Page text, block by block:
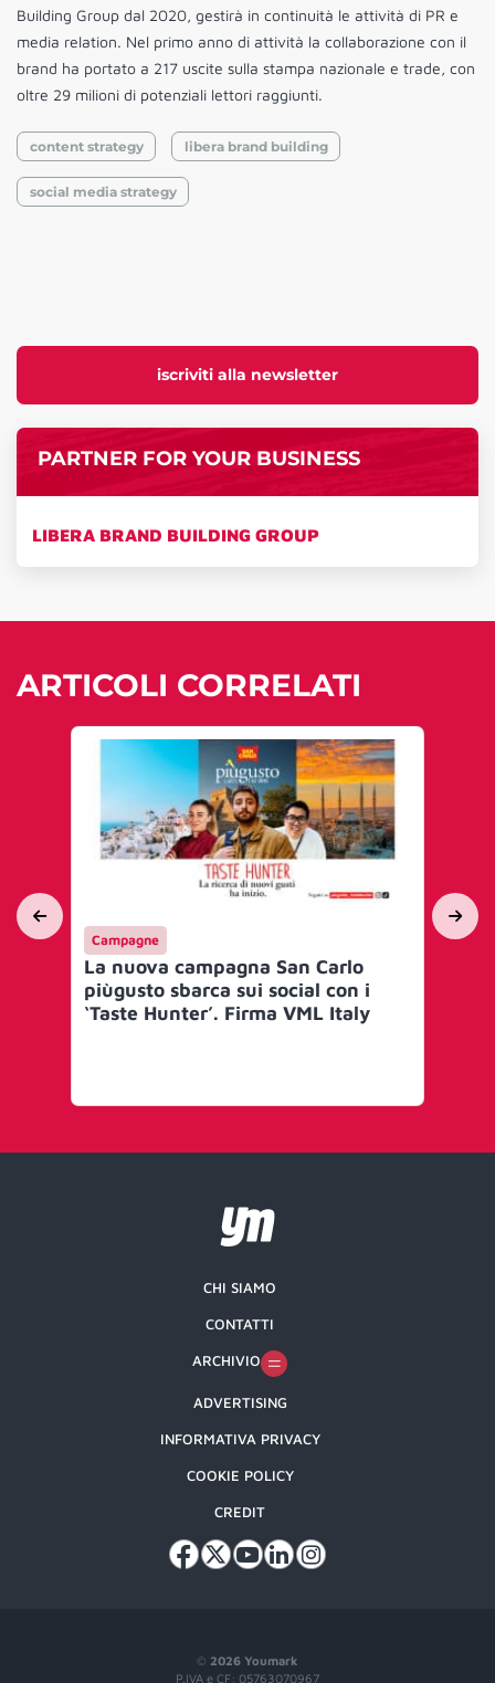
iscriviti alla newsletter
PARTNER FOR YOUR BUSINESS
LIBERA BRAND BUILDING GROUP
Building Group dal 2020, gestirà in continuità le attività di PR e
media relation. Nel primo anno di attività la collaborazione con il
brand ha portato a 217 uscite sulla stampa nazionale e trade, con
oltre 29 milioni di potenziali lettori raggiunti.
content strategy libera brand building
social media strategy
ARTICOLI CORRELATI
Campagne
La nuova campagna San Carlo
piùgusto sbarca sui social con i
‘Taste Hunter’. Firma VML Italy
© 2026 Youmark
P.IVA e CF: 05763070967
CHI SIAMO
CONTATTI
ARCHIVIO
ADVERTISING
INFORMATIVA PRIVACY
COOKIE POLICY
CREDIT